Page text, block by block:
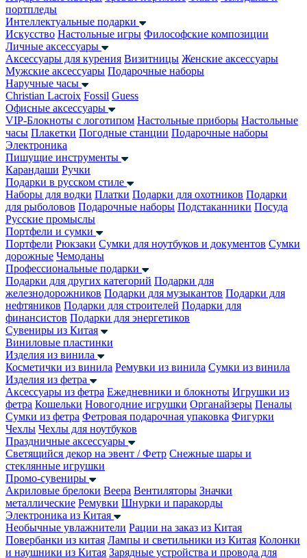
портпледы
Интеллектуальные подарки
Искусство Настольные игры Философские композиции
Личные аксессуары
Аксессуары для курения Визитницы Женские аксессуары
Мужские аксессуары Подарочные наборы
Наручные часы
Christian Lacroix Fossil Guess
Офисные аксессуары
VIP-Блокноты с логотипом Настольные приборы Настольные
часы Плакетки Погодные станции Подарочные наборы
Электроника
Пишущие инструменты
Карандаши Ручки
Подарки в русском стиле
Наборы для водки Платки Подарки для охотников Подарки
для рыболовов Подарочные наборы Подстаканники Посуда
Русские промыслы
Портфели и сумки
Портфели Рюкзаки Сумки для ноутбуков и документов Сумки
дорожные Чемоданы
Профессиональные подарки
Подарки для других категорий Подарки для
железнодорожников Подарки для музыкантов Подарки для
нефтяников Подарки для строителей Подарки для
финансистов Подарки для энергетиков
Сувениры из Китая
Виниловые пластинки
Изделия из винила
Косметички из винила Ремувки из винила Сумки из винила
Изделия из фетра
Аксессуары из фетра Ежедневники и блокноты Игрушки из
фетра Кошельки Новогодние игрушки Органайзеры Пеналы
Сумки из фетра Фетровая подарочная упаковка Фигурки
Чехлы Чехлы для ноутбуков
Праздничные аксессуары
Светящийся декор на эвент / Фетр Снежные шары и
стеклянные игрушки
Промо-сувениры
Акриловые брелоки Веера Вентиляторы Значки
металлические Ремувки Шнурки и паракорды
Электроника из Китая
Необычные увлажнители Рации на заказ из Китая
Повербанки из китая Лампы и светильники из Китая Колонки
и наушники из Китая Зарядные устройства и провода для